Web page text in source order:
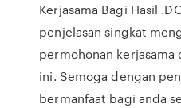
Kerjasama Bagi Hasil
penjelasan singkat
permohonan kerjasama
ini. Semoga dengan
bermanfaat bagi anda